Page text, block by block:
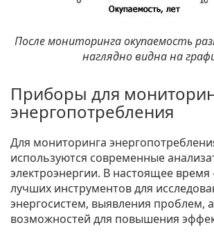
После мониторинга окупаемость
наглядно видна на
Приборы для
энергопотребления
Для мониторинга
используются современные
электроэнергии. В настоящее
лучших инструментов для
энергосистем, выявления проблем,
возможностей для повышения